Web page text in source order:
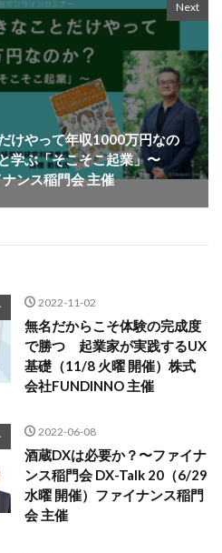
Next
けやって年収1000万円なの
ぶ「そこそこ起業」〜
ンス稲門会 主催
2022-11-02
無名だからこそ体験の完成度
で勝つ 起業家が実践するUX
基礎（11/8 火曜 開催）株式
会社FUNDINNO 主催
2022-06-08
酒蔵DXは必要か？〜ファイナ
ンス稲門会 DX-Talk 20（6/29
水曜 開催）ファイナンス稲門
会 主催